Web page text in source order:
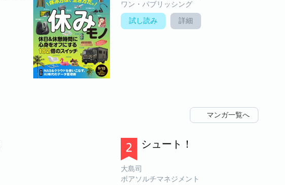
ワン・パブリッシング
試し読み 詳細
マンガ一覧へ
シュート！
大島司
ボアソルチマネジメント